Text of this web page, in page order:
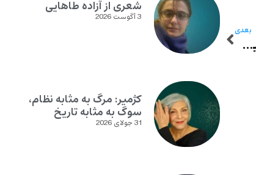
بعدی
فرشته وزیری نسب: «دختران خیال آلاچیق نو» – کاوش مفهوم آن «دیگری» در رمان «در تیرگی شب»
شعری از آزاده طاهایی
3 آگوست 2026
کژمیر: مرگ به مثابه نظام،
سوگ به مثابه تاریخ
31 جولای 2026